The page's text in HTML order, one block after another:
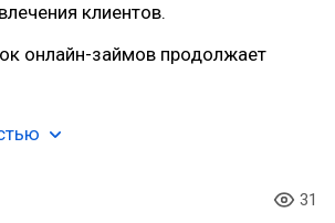
клиентов.
онлайн-займов продолжает
31